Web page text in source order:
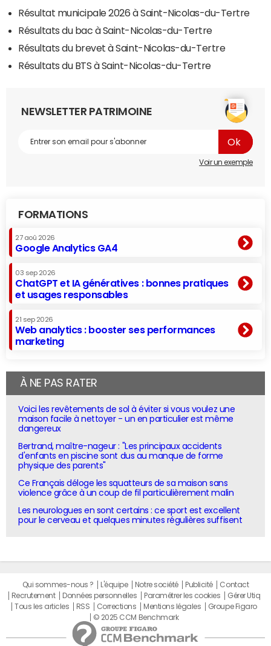
Résultat municipale 2026 à Saint-Nicolas-du-Tertre
Résultats du bac à Saint-Nicolas-du-Tertre
Résultats du brevet à Saint-Nicolas-du-Tertre
Résultats du BTS à Saint-Nicolas-du-Tertre
NEWSLETTER PATRIMOINE
Voir un exemple
FORMATIONS
27 aoû 2026
Google Analytics GA4
03 sep 2026
ChatGPT et IA génératives : bonnes pratiques
et usages responsables
21 sep 2026
Web analytics : booster ses performances
marketing
À NE PAS RATER
Voici les revêtements de sol à éviter si vous voulez une
maison facile à nettoyer - un en particulier est même
dangereux
Bertrand, maître-nageur : "Les principaux accidents
d'enfants en piscine sont dus au manque de forme
physique des parents"
Ce Français déloge les squatteurs de sa maison sans
violence grâce à un coup de fil particulièrement malin
Les neurologues en sont certains : ce sport est excellent
pour le cerveau et quelques minutes régulières suffisent
Qui sommes-nous ? L'équipe Notre société Publicité
Contact
Recrutement
Données personnelles Paramétrer les cookies
Gérer Utiq
Tous les articles
RSS Corrections Mentions légales
Groupe Figaro
© 2025 CCM Benchmark